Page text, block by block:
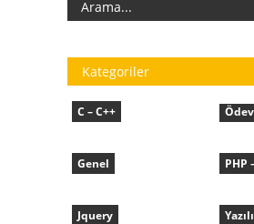
Kategoriler
C – C++
Genel
Jquery
PHP